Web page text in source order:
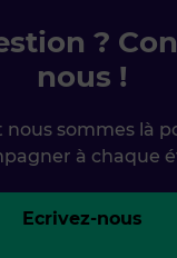
?
nous !
nous sommes là
à chaque
Ecrivez-nous